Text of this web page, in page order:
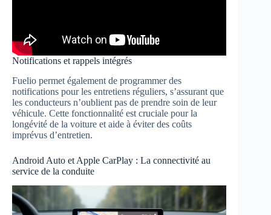
Notifications et rappels intégrés
Fuelio permet également de programmer des
notifications pour les entretiens réguliers, s’assurant que
les conducteurs n’oublient pas de prendre soin de leur
véhicule. Cette fonctionnalité est cruciale pour la
longévité de la voiture et aide à éviter des coûts
imprévus d’entretien.
Android Auto et Apple CarPlay : La connectivité au
service de la conduite